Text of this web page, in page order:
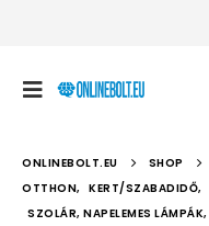
ONLINEBOLT.EU
SHOP
OTTHON, KERT/SZABADIDŐ,
SZOLÁR, NAPELEMES LÁMPÁK,